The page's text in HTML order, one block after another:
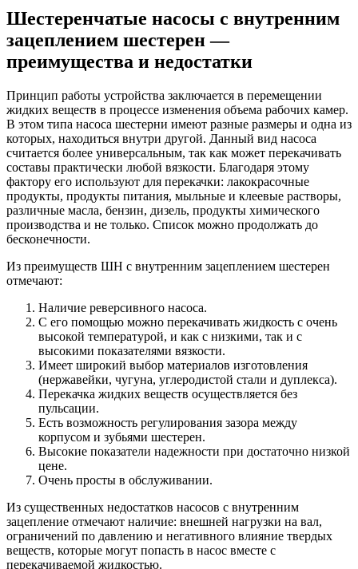
Шестеренчатые насосы с внутренним
зацеплением шестерен —
преимущества и недостатки
Принцип работы устройства заключается в перемещении
жидких веществ в процессе изменения объема рабочих камер.
В этом типа насоса шестерни имеют разные размеры и одна из
которых, находиться внутри другой. Данный вид насоса
считается более универсальным, так как может перекачивать
составы практически любой вязкости. Благодаря этому
фактору его используют для перекачки: лакокрасочные
продукты, продукты питания, мыльные и клеевые растворы,
различные масла, бензин, дизель, продукты химического
производства и не только. Список можно продолжать до
бесконечности.
Из преимуществ ШН с внутренним зацеплением шестерен
отмечают:
Наличие реверсивного насоса.
С его помощью можно перекачивать жидкость с очень
высокой температурой, и как с низкими, так и с
высокими показателями вязкости.
Имеет широкий выбор материалов изготовления
(нержавейки, чугуна, углеродистой стали и дуплекса).
Перекачка жидких веществ осуществляется без
пульсации.
Есть возможность регулирования зазора между
корпусом и зубьями шестерен.
Высокие показатели надежности при достаточно низкой
цене.
Очень просты в обслуживании.
Из существенных недостатков насосов с внутренним
зацепление отмечают наличие: внешней нагрузки на вал,
ограничений по давлению и негативного влияние твердых
веществ, которые могут попасть в насос вместе с
перекачиваемой жидкостью.